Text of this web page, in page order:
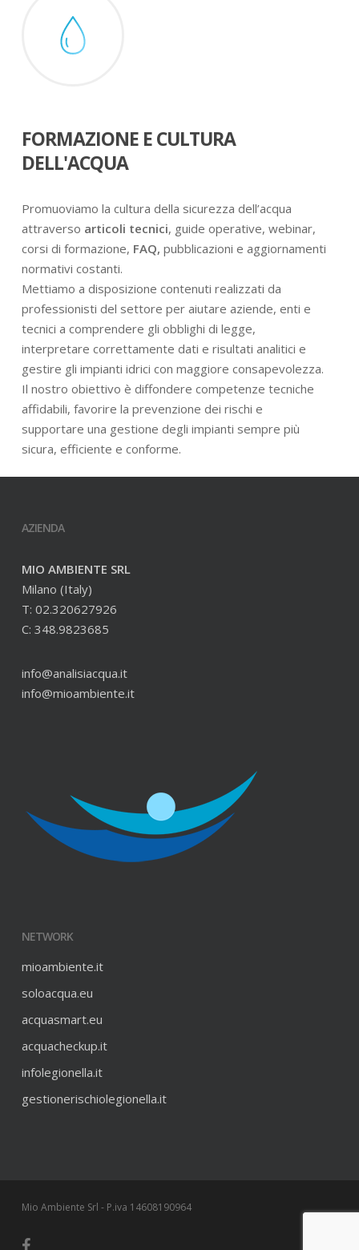
FORMAZIONE E CULTURA
DELL'ACQUA
Promuoviamo la cultura della sicurezza dell’acqua
attraverso articoli tecnici, guide operative, webinar,
corsi di formazione, FAQ, pubblicazioni e aggiornamenti
normativi costanti.
Mettiamo a disposizione contenuti realizzati da
professionisti del settore per aiutare aziende, enti e
tecnici a comprendere gli obblighi di legge,
interpretare correttamente dati e risultati analitici e
gestire gli impianti idrici con maggiore consapevolezza.
Il nostro obiettivo è diffondere competenze tecniche
affidabili, favorire la prevenzione dei rischi e
supportare una gestione degli impianti sempre più
sicura, efficiente e conforme.
AZIENDA
MIO AMBIENTE SRL
Milano (Italy)
T: 02.320627926
C: 348.9823685
info@analisiacqua.it
info@mioambiente.it
NETWORK
mioambiente.it
soloacqua.eu
acquasmart.eu
acquacheckup.it
infolegionella.it
gestionerischiolegionella.it
Mio Ambiente Srl - P.iva 14608190964
facebook